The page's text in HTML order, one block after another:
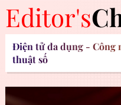
Editor's
Điện tử đa dụng - Công
thuật số